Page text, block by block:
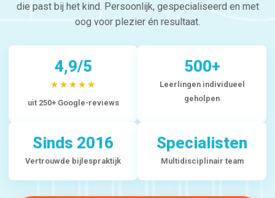
die past bij het kind. Persoonlijk, gespecialiseerd en met
oog voor plezier én resultaat.
4,9/5
★★★★★
uit 250+ Google-reviews
500+
Leerlingen individueel
geholpen
Sinds 2016
Vertrouwde bijlespraktijk
Specialisten
Multidisciplinair team